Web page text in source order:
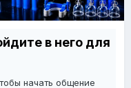
в него для
начать общение